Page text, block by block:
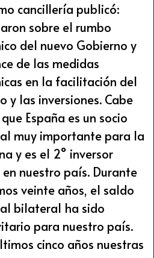
cancillería publicó:
sobre el rumbo
del nuevo Gobierno y
de las medidas
en la facilitación del
y las inversiones. Cabe
España es un socio
muy importante para la
y es el 2° inversor
nuestro país. Durante
veinte años, el saldo
bilateral ha sido
para nuestro país.
cinco años nuestras